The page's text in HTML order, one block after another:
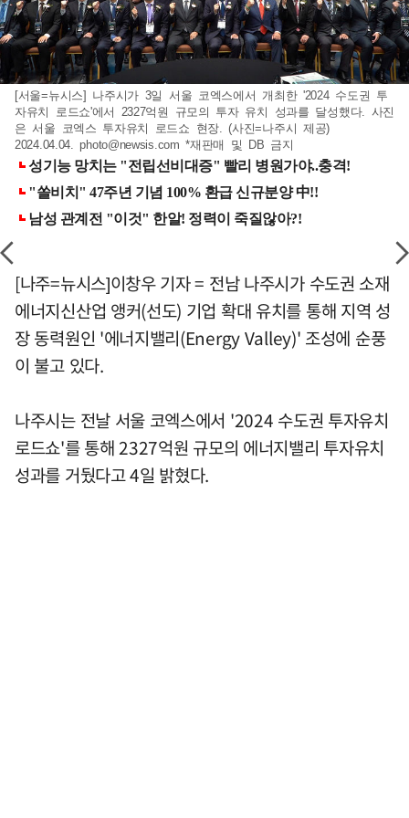
[서울=뉴시스] 나주시가 3일 서울 코엑스에서 개최한 '2024 수도권 투
자유치 로드쇼'에서 2327억원 규모의 투자 유치 성과를 달성했다. 사진
은 서울 코엑스 투자유치 로드쇼 현장. (사진=나주시 제공)
2024.04.04.photo@newsis.com *재판매 및 DB 금지
[나주=뉴시스]이창우 기자 = 전남 나주시가 수도권 소재
에너지신산업 앵커(선도) 기업 확대 유치를 통해 지역 성
장 동력원인 '에너지밸리(Energy Valley)' 조성에 순풍
이 불고 있다.
나주시는 전날 서울 코엑스에서 '2024 수도권 투자유치
로드쇼'를 통해 2327억원 규모의 에너지밸리 투자유치
성과를 거뒀다고 4일 밝혔다.